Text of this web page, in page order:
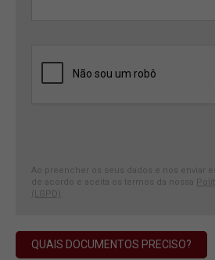
Ao preencher os seus dados e nos enviar
de acordo e aceita os termos da nossa
(LGPD)
QUAIS DOCUMENTOS PRECISO?